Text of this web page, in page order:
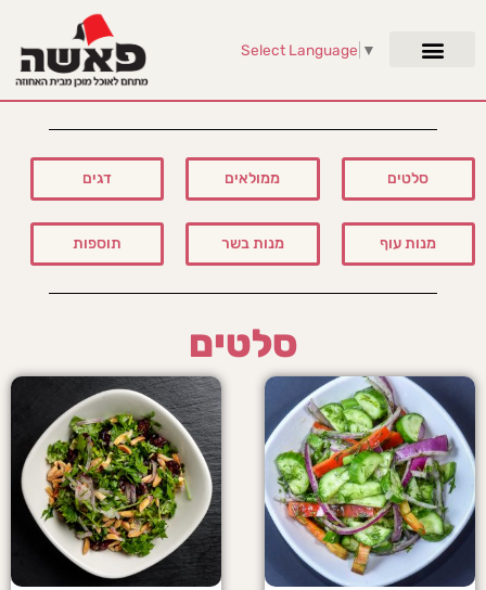
Select Language ▼
סלטים ממולאים דגים
מנות עוף מנות בשר תוספות
סלטים